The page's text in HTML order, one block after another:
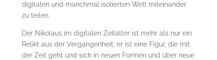
digitalen und manchmal isolierten Welt miteinander
zu teilen.
Der Nikolaus im digitalen Zeitalter ist mehr als nur ein
Relikt aus der Vergangenheit; er ist eine Figur, die mit
der Zeit geht und sich in neuen Formen und über neue